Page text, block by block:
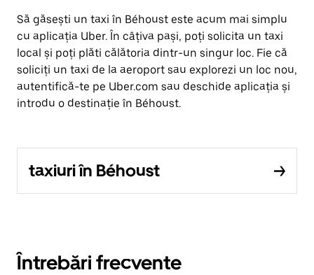
Să găsești un taxi în Béhoust este acum mai simplu
cu aplicația Uber. În câțiva pași, poți solicita un taxi
local și poți plăti călătoria dintr-un singur loc. Fie că
soliciți un taxi de la aeroport sau explorezi un loc nou,
autentifică-te pe Uber.com sau deschide aplicația și
introdu o destinație în Béhoust.
taxiuri în Béhoust
Întrebări frecvente